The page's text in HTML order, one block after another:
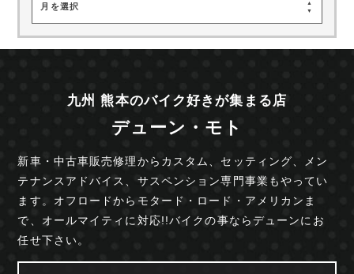
月を選択
九州 熊本のバイク好きが集まる店
デューン・モト
新車・中古車販売修理からカスタム、セッティング、
メン
テナンスアドバイス、サスペンション専門事業もやってい
ます。オフロードからモタード・ロード・ アメリカンま
で、オールマイティに対応!!バイクの事ならデューンにお
任せ下さい。